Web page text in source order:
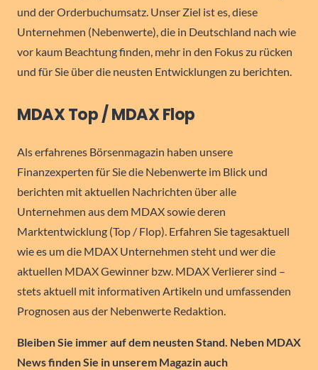
und der Orderbuchumsatz. Unser Ziel ist es, diese
Unternehmen (Nebenwerte), die in Deutschland nach wie
vor kaum Beachtung finden, mehr in den Fokus zu rücken
und für Sie über die neusten Entwicklungen zu berichten.
MDAX Top / MDAX Flop
Als erfahrenes Börsenmagazin haben unsere
Finanzexperten für Sie die Nebenwerte im Blick und
berichten mit aktuellen Nachrichten über alle
Unternehmen aus dem MDAX sowie deren
Marktentwicklung (Top / Flop). Erfahren Sie tagesaktuell
wie es um die MDAX Unternehmen steht und wer die
aktuellen MDAX Gewinner bzw. MDAX Verlierer sind –
stets aktuell mit informativen Artikeln und umfassenden
Prognosen aus der Nebenwerte Redaktion.
Bleiben Sie immer auf dem neusten Stand. Neben MDAX
News finden Sie in unserem Magazin auch